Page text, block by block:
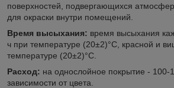
поверхностей, подвергающихся
для окраски внутри помещений.
Время высыхания: время высыхания
ч при температуре (20±2)°С, красной и
температуре (20±2)°С.
Расход: на однослойное покрытие - 100-
зависимости от цвета.